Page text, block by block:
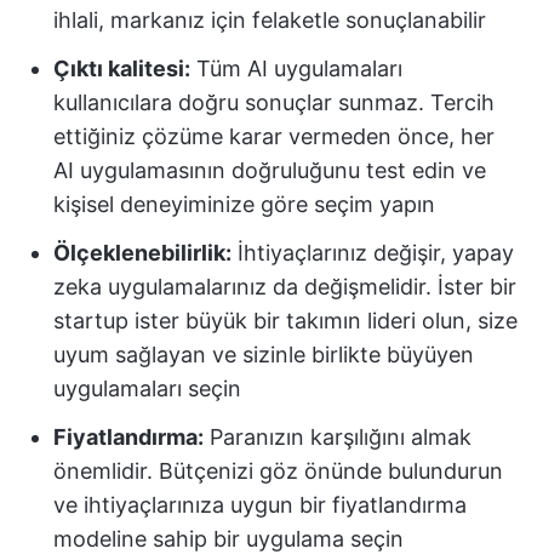
ihlali, markanız için felaketle sonuçlanabilir
Çıktı kalitesi: Tüm AI uygulamaları
kullanıcılara doğru sonuçlar sunmaz. Tercih
ettiğiniz çözüme karar vermeden önce, her
AI uygulamasının doğruluğunu test edin ve
kişisel deneyiminize göre seçim yapın
Ölçeklenebilirlik: İhtiyaçlarınız değişir, yapay
zeka uygulamalarınız da değişmelidir. İster bir
startup ister büyük bir takımın lideri olun, size
uyum sağlayan ve sizinle birlikte büyüyen
uygulamaları seçin
Fiyatlandırma: Paranızın karşılığını almak
önemlidir. Bütçenizi göz önünde bulundurun
ve ihtiyaçlarınıza uygun bir fiyatlandırma
modeline sahip bir uygulama seçin